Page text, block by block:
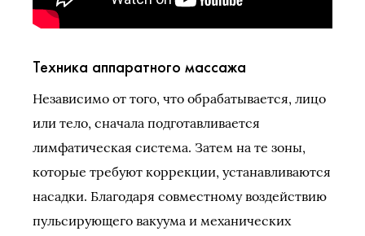
Техника аппаратного массажа
Независимо от того, что обрабатывается, лицо
или тело, сначала подготавливается
лимфатическая система. Затем на те зоны,
которые требуют коррекции, устанавливаются
насадки. Благодаря совместному воздействию
пульсирующего вакуума и механических